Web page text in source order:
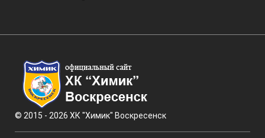
© 2015 - 2026 ХК "Химик" Воскресенск